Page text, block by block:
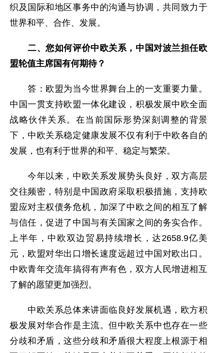
织及国际和地区事务中的沟通与协调，共同致力于
世界和平、合作、发展。
二、您如何评价中欧关系，中国对波兰担任欧
盟轮值主席国有何期待？
答：欧盟为当今世界舞台上的一支重要力量。
中国一贯支持欧盟一体化建设，积极发展中欧全面
战略伙伴关系。在当前国际形势深刻调整的背景
下，中欧关系稳定健康发展不仅有利于中欧各自的
发展，也有利于世界的和平、稳定与繁荣。
今年以来，中欧关系发展势头良好，双方高层
交往频密，特别是中国政府采取积极措施，支持欧
盟应对主权债务危机，加深了中欧之间的相互了解
与信任，促进了中国与有关国家之间的务实合作。
上半年，中欧双边贸易持续增长，达2658.9亿美
元，欧盟对华出口增长速度远超过中国对欧出口。
中欧青年交流年搞得有声有色，双方人民增进相互
了解的愿望更加强烈。
中欧关系总体来讲面临良好发展机遇，欧方积
极发展对华合作是主流。但中欧关系中也存在一些
分歧和矛盾，这些分歧和矛盾很大程度上根源于相